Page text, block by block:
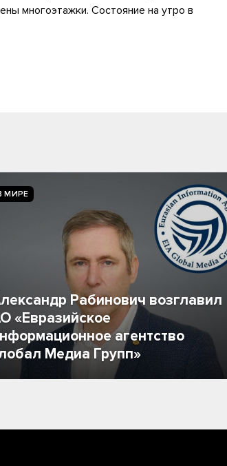
многоэтажки. Состояние на утро в
МИРЕ
Рабинович возглавил
«Евразийское
агентство
Медиа Групп»